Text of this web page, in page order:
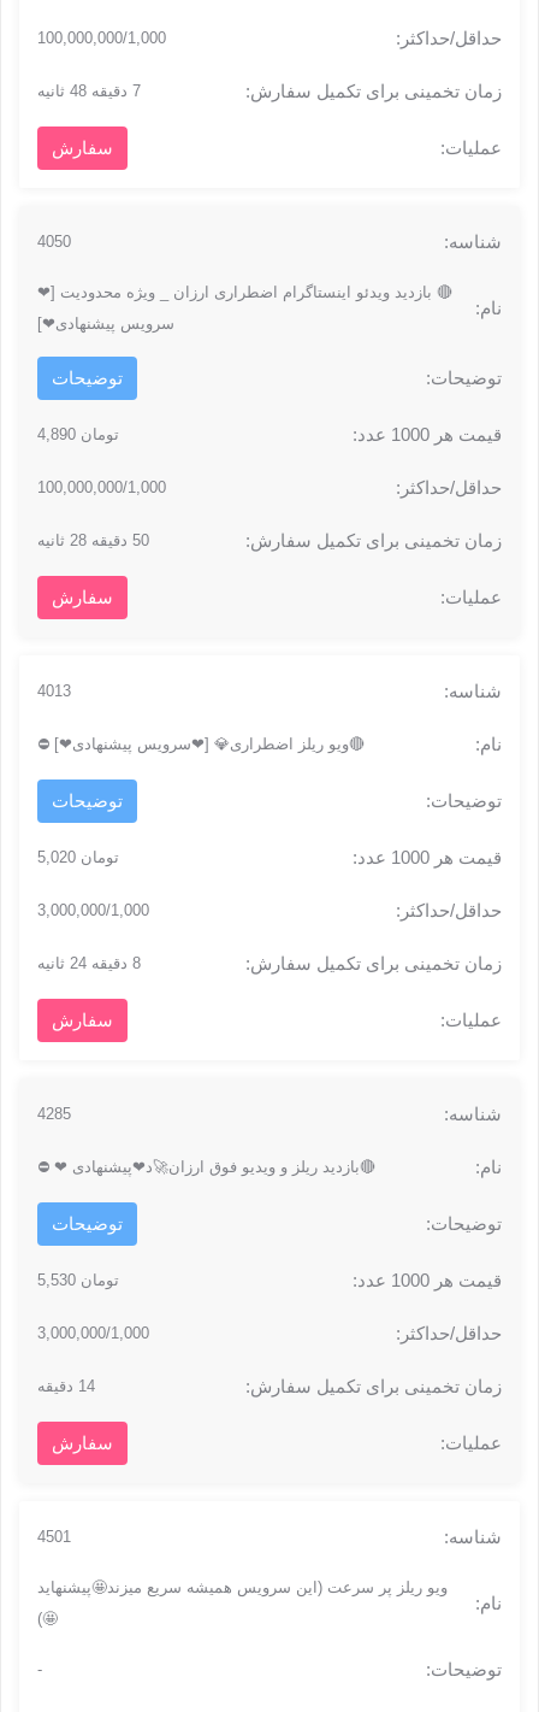
100,000,000/1,000
7 دقیقه 48 ثانیه
سفارش
4050
🔴 بازدید ویدئو اینستاگرام اضطراری ارزان _ ویژه محدودیت [❤
سرویس پیشنهادی❤]
توضیحات
تومان 4,890
100,000,000/1,000
50 دقیقه 28 ثانیه
سفارش
4013
🔴ویو ریلز اضطراری💎 [❤سرویس پیشنهادی❤] ⛔
توضیحات
تومان 5,020
3,000,000/1,000
8 دقیقه 24 ثانیه
سفارش
4285
🔴بازدید ریلز و ویدیو فوق ارزان🚀د❤پیشنهادی ❤ ⛔
توضیحات
تومان 5,530
3,000,000/1,000
14 دقیقه
سفارش
4501
ویو ریلز پر سرعت (این سرویس همیشه سریع میزند🤩پیشنهاید
🤩)
-